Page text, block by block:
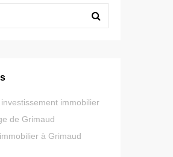
investissement immobilier
de Grimaud
à Grimaud